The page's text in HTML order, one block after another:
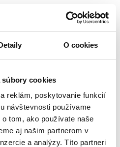
O cookies
cookies
reklám, poskytovanie funkcií
návštevnosti používame
tom, ako používate naše
aj našim partnerom v
a analýzy. Títo partneri